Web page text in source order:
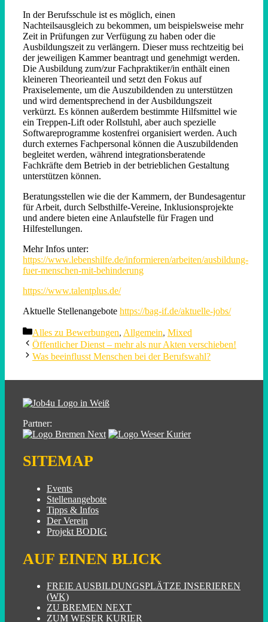
In der Berufsschule ist es möglich, einen
Nachteilsausgleich zu bekommen, um beispielsweise mehr
Zeit in Prüfungen zur Verfügung zu haben oder die
Ausbildungszeit zu verlängern. Dieser muss rechtzeitig bei
der jeweiligen Kammer beantragt und genehmigt werden.
Die Ausbildung zum/zur Fachpraktiker/in enthält einen
kleineren Theorieanteil und setzt den Fokus auf
Praxiselemente, um die Auszubildenden zu unterstützen
und wird dementsprechend in der Ausbildungszeit
verkürzt. Es können außerdem bestimmte Hilfsmittel wie
ein Treppen-Lift oder Rollstuhl, aber auch spezielle
Softwareprogramme kostenfrei organisiert werden. Auch
durch externes Fachpersonal können die Auszubildenden
begleitet werden, während integrationsberatende
Fachkräfte dem Betrieb in der betrieblichen Gestaltung
unterstützen können.
Beratungsstellen wie die der Kammern, der Bundesagentur
für Arbeit, durch Selbsthilfe-Vereine, Inklusionsprojekte
und andere bieten eine Anlaufstelle für Fragen und
Hilfestellungen.
Mehr Infos unter:
https://www.lebenshilfe.de/informieren/arbeiten/ausbildung-
fuer-menschen-mit-behinderung
https://www.talentplus.de/
Aktuelle Stellenangebote https://bag-if.de/aktuelle-jobs/
Categories
Alles zu Bewerbungen, Allgemein, Mixed
Öffentlicher Dienst – mehr als nur Akten verschieben!
Was beeinflusst Menschen bei der Berufswahl?
Partner:
SITEMAP
Events
Stellenangebote
Tipps & Infos
Der Verein
Projekt BODIG
AUF EINEN BLICK
FREIE AUSBILDUNGSPLÄTZE INSERIEREN
(WK)
ZU BREMEN NEXT
ZUM WESER KURIER